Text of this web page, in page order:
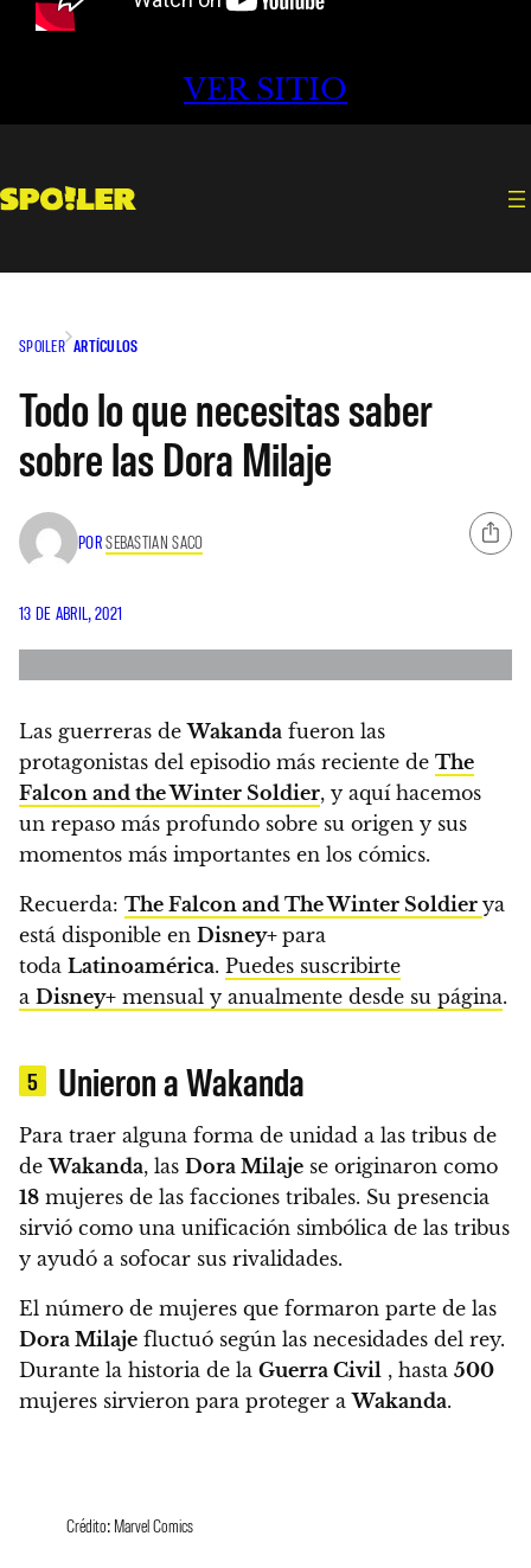
VER SITIO
SPOILER ARTÍCULOS
Todo lo que necesitas saber
sobre las Dora Milaje
PORSEBASTIAN SACO
13 DE ABRIL, 2021
Las guerreras deWakanda fueron las
protagonistas del episodio más reciente de The
Falcon and the Winter Soldier, y aquí hacemos
un repaso más profundo sobre su origen y sus
momentos más importantes en los cómics.
Recuerda: The Falcon and The Winter Soldier ya
está disponible en Disney+ para
toda Latinoamérica. Puedes suscribirte
a Disney+ mensual y anualmente desde su página.
5 Unieron a Wakanda
Para traer alguna forma de unidad a las tribus de
deWakanda, las Dora Milaje se originaron como
18 mujeres de las facciones tribales. Su presencia
sirvió como una unificación simbólica de las tribus
y ayudó a sofocar sus rivalidades.
El número de mujeres que formaron parte de las
Dora Milaje fluctuó según las necesidades del rey.
Durante la historia de la Guerra Civil , hasta 500
mujeres sirvieron para proteger aWakanda.
Crédito: Marvel Comics